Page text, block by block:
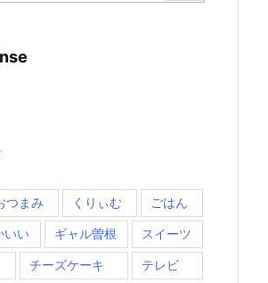
つまみ くりぃむ ごはん
いい ギャル曽根 スイーツ
チーズケーキ テレビ